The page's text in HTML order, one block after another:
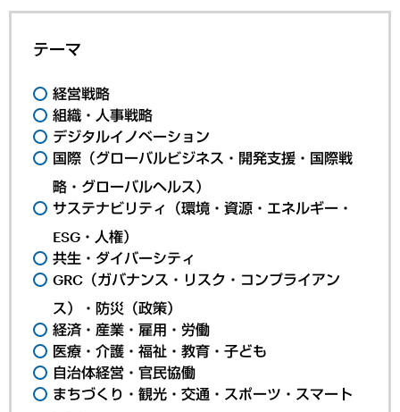
テーマ
経営戦略
組織・人事戦略
デジタルイノベーション
国際（グローバルビジネス・開発支援・国際戦
略・グローバルヘルス）
サステナビリティ（環境・資源・エネルギー・
ESG・人権）
共生・ダイバーシティ
GRC（ガバナンス・リスク・コンプライアン
ス）・防災（政策）
経済・産業・雇用・労働
医療・介護・福祉・教育・子ども
自治体経営・官民協働
まちづくり・観光・交通・スポーツ・スマート